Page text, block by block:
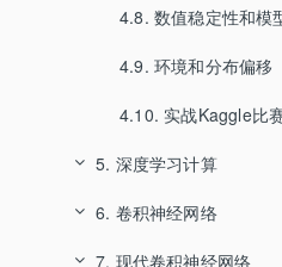
4.9. 环境和分布偏移
5. 深度学习计算
5.1. 层和块
5.2. 参数管理
6. 卷积神经网络
6.1. 从全连接层到卷积
7. 现代卷积神经网络